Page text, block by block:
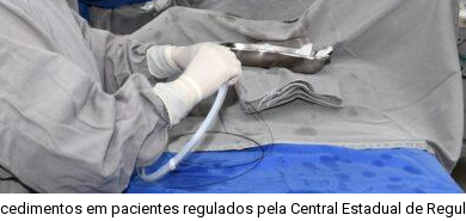
em pacientes regulados pela Central Estadual de